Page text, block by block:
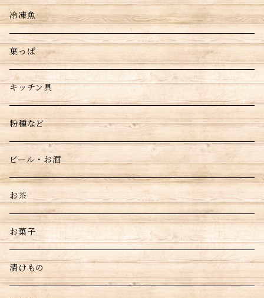
冷凍魚
葉っぱ
キッチン具
粉種など
ビール・お酒
お茶
お菓子
漬けもの